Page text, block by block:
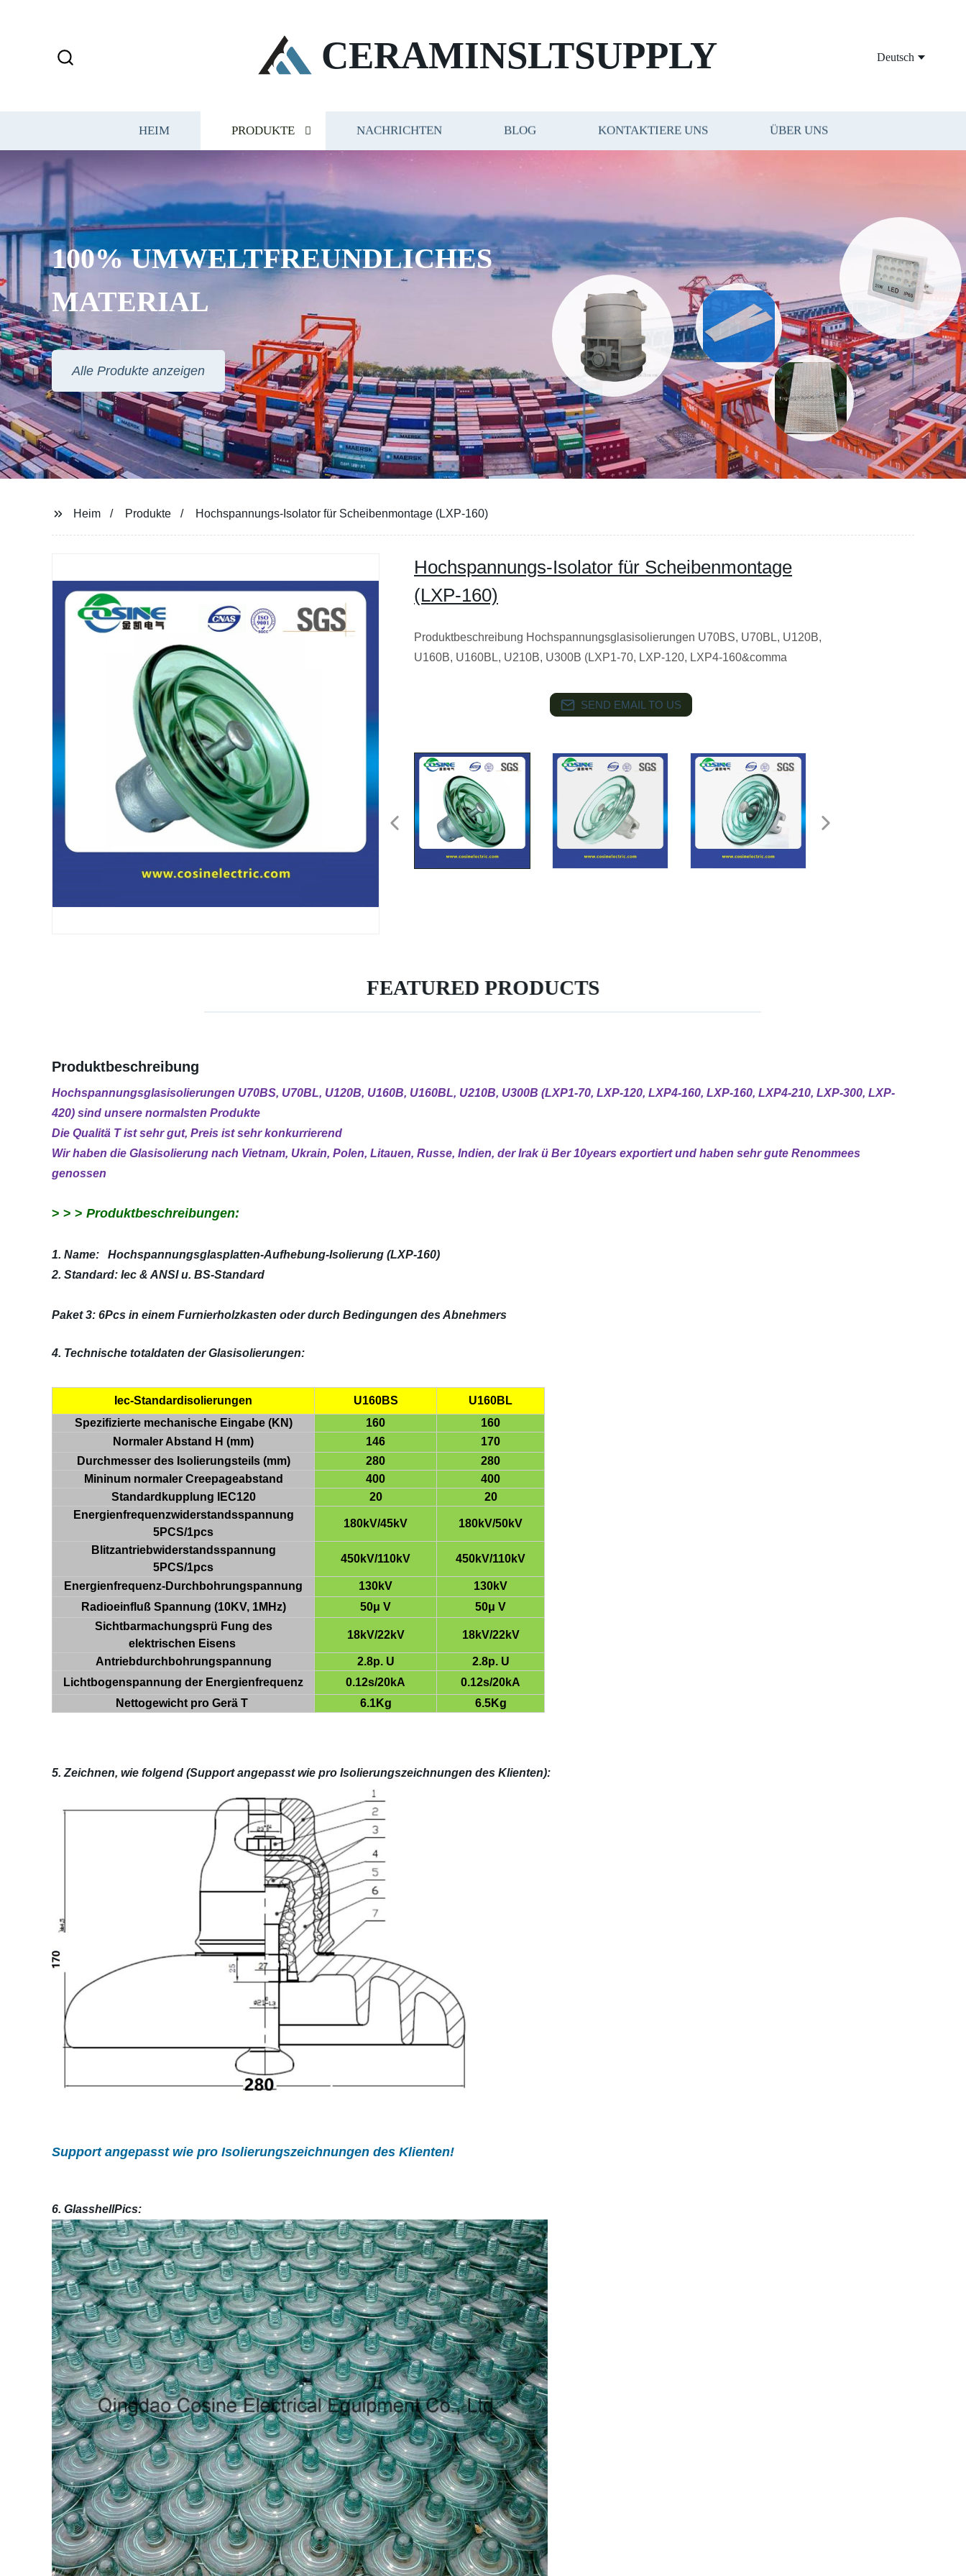
CERAMINSLTSUPPLY Deutsch
HEIM PRODUKTE NACHRICHTEN BLOG KONTAKTIERE UNS ÜBER UNS
BEDRUCKEN SIE IHR LOGO,
IHRE MARKE, IHRE WEBSITE
ODER ANDERE
INFORMATIONEN, DIE SIE
MÖCHTEN
Alle Produkte anzeigen
Heim Produkte Hochspannungs-Isolator für Scheibenmontage (LXP-160)
Hochspannungs-Isolator für Scheibenmontage
(LXP-160)
Produktbeschreibung Hochspannungsglasisolierungen U70BS, U70BL, U120B,
U160B, U160BL, U210B, U300B (LXP1-70, LXP-120, LXP4-160&comma
SEND EMAIL TO US
FEATURED PRODUCTS
Produktbeschreibung
Hochspannungsglasisolierungen U70BS, U70BL, U120B, U160B, U160BL, U210B, U300B (LXP1-70, LXP-120, LXP4-160, LXP-160, LXP4-210, LXP-300, LXP-
420) sind unsere normalsten Produkte
Die Qualitä T ist sehr gut, Preis ist sehr konkurrierend
Wir haben die Glasisolierung nach Vietnam, Ukrain, Polen, Litauen, Russe, Indien, der Irak ü Ber 10years exportiert und haben sehr gute Renommees
genossen
> > > Produktbeschreibungen:
1. Name: Hochspannungsglasplatten-Aufhebung-Isolierung (LXP-160)
2. Standard: Iec & ANSI u. BS-Standard
Paket 3: 6Pcs in einem Furnierholzkasten oder durch Bedingungen des Abnehmers
4. Technische totaldaten der Glasisolierungen:
Iec-Standardisolierungen U160BS
U160BL
Spezifizierte mechanische Eingabe (KN)
160
160
Normaler Abstand H (mm)
146
170
Durchmesser des Isolierungsteils (mm)
280
280
Mininum normaler Creepageabstand
400
400
Standardkupplung IEC120
20
20
Energienfrequenzwiderstandsspannung
5PCS/1pcs
180kV/45kV 180kV/50kV
Blitzantriebwiderstandsspannung
5PCS/1pcs
450kV/110kV 450kV/110kV
Energienfrequenz-Durchbohrungspannung 130kV
130kV
Radioeinfluß Spannung (10KV, 1MHz)
50μ V
50μ V
Sichtbarmachungsprü Fung des
elektrischen Eisens
18kV/22kV 18kV/22kV
Antriebdurchbohrungspannung 2.8p. U
2.8p. U
Lichtbogenspannung der Energienfrequenz
0.12s/20kA
0.12s/20kA
Nettogewicht pro Gerä T
6.1Kg 6.5Kg
5. Zeichnen, wie folgend (Support angepasst wie pro Isolierungszeichnungen des Klienten):
Support angepasst wie pro Isolierungszeichnungen des Klienten!
6. GlasshellPics: